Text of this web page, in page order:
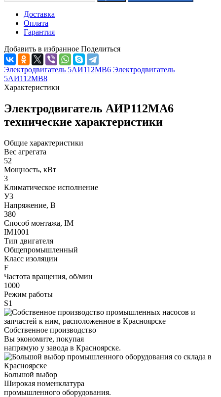
Доставка
Оплата
Гарантия
Добавить в избранное Поделиться
Электродвигатель 5АИ112МВ6 Электродвигатель
5АИ112МВ8
Характеристики
Электродвигатель АИР112МА6
технические характеристики
Общие характеристики
Вес агрегата
52
Мощность, кВт
3
Климатическое исполнение
У3
Напряжение, В
380
Способ монтажа, IM
IM1001
Тип двигателя
Общепромышленный
Класс изоляции
F
Частота вращения, об/мин
1000
Режим работы
S1
Собственное производство
Вы экономите, покупая
напрямую у завода в Красноярске.
Большой выбор
Широкая номенклатура
промышленного оборудования.